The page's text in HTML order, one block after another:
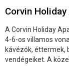
Corvin
A Corvin Holiday
4-6-os villamos
kávézók, éttermek,
vendégeiket. A